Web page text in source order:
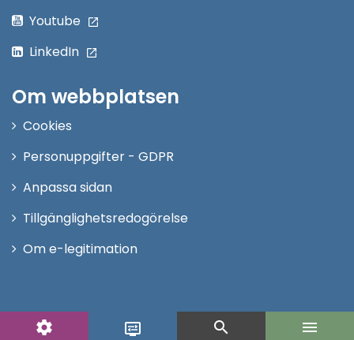
settings display_settings search menu
Youtube
LinkedIn
Om webbplatsen
Cookies
Personuppgifter - GDPR
Anpassa sidan
Tillgänglighetsredogörelse
Om e-legitimation